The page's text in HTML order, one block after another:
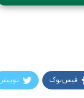
فیس‌بوک توییتر